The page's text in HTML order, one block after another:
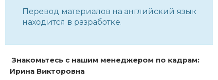
Перевод материалов на английский язык
находится в разработке.
Знакомьтесь с нашим менеджером по кадрам:
Ирина Викторовна